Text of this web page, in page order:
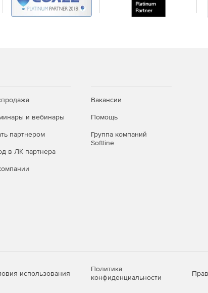
и вебинары
партнером
в ЛК партнера
Вакансии
Помощь
Группа компаний
Softline
использования
Политика
конфиденциальности